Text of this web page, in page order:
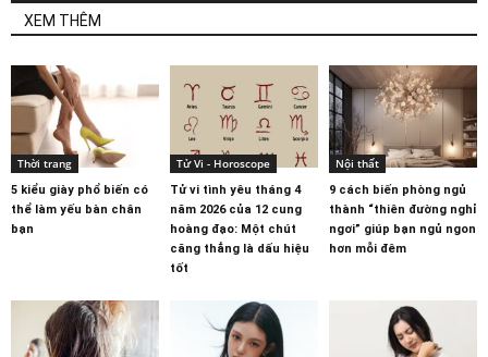
XEM THÊM
Thời trang
5 kiểu giày phổ biến có
thể làm yếu bàn chân
bạn
Tử Vi - Horoscope
Tử vi tình yêu tháng 4
năm 2026 của 12 cung
hoàng đạo: Một chút
căng thẳng là dấu hiệu
tốt
Nội thất
9 cách biến phòng ngủ
thành “thiên đường nghỉ
ngơi” giúp bạn ngủ ngon
hơn mỗi đêm